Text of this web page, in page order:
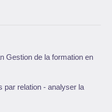
Gestion de la formation en
par relation - analyser la